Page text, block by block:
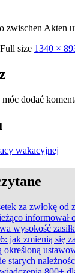
zwischen Akten
Full size 1340 ×
móc dodać
wakacyjnej
za zwłokę od
informował
wysokość
jak zmienią się
określoną
starych